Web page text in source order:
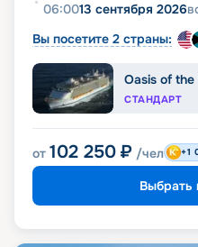
06:0013 сентября 2026
Вы посетите 2 страны:
Oasis of the
СТАНДАРТ
от 102 250 ₽ /чел +1
Выбрать